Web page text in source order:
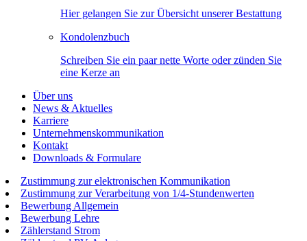
Hier gelangen Sie zur Übersicht unserer Bestattung
Kondolenzbuch
Schreiben Sie ein paar nette Worte oder zünden Sie
eine Kerze an
Über uns
News & Aktuelles
Karriere
Unternehmenskommunikation
Kontakt
Downloads & Formulare
Zustimmung zur elektronischen Kommunikation
Zustimmung zur Verarbeitung von 1/4-Stundenwerten
Bewerbung Allgemein
Bewerbung Lehre
Zählerstand Strom